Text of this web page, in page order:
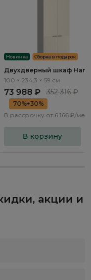
Новинка Сборка в подарок
Двухдверный шкаф
/ Napoli NP121.2
100 × 234,3 × 59 см
73 988 ₽ 352 316 ₽
70%+30%
В рассрочку от 6 166 ₽/
В корзину
акции и